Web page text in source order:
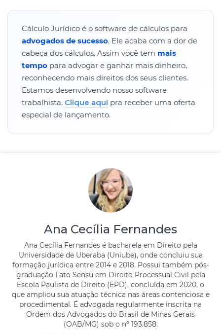
Cálculo Jurídico é o software de cálculos para
advogados de sucesso. Ele acaba com a dor de
cabeça dos cálculos. Assim você tem mais
tempo para advogar e ganhar mais dinheiro,
reconhecendo mais direitos dos seus clientes.
Estamos desenvolvendo nosso software
trabalhista. Clique aqui pra receber uma oferta
especial de lançamento.
Ana Cecília Fernandes
Ana Cecília Fernandes é bacharela em Direito pela
Universidade de Uberaba (Uniube), onde concluiu sua
formação jurídica entre 2014 e 2018. Possui também pós-
graduação Lato Sensu em Direito Processual Civil pela
Escola Paulista de Direito (EPD), concluída em 2020, o
que ampliou sua atuação técnica nas áreas contenciosa e
procedimental. É advogada regularmente inscrita na
Ordem dos Advogados do Brasil de Minas Gerais
(OAB/MG) sob o nº 193.858.